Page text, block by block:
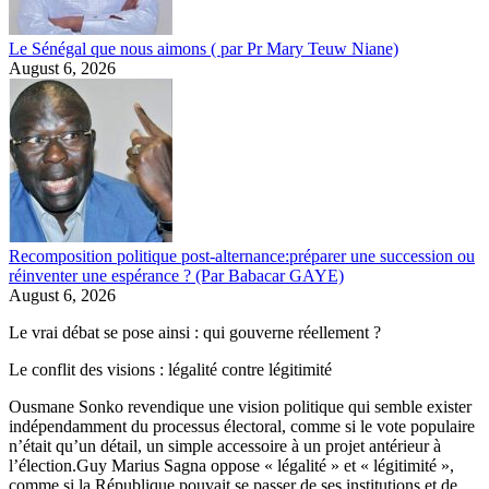
Le Sénégal que nous aimons ( par Pr Mary Teuw Niane)
August 6, 2026
Recomposition politique post-alternance:préparer une succession ou
réinventer une espérance ? (Par Babacar GAYE)
August 6, 2026
Le vrai débat se pose ainsi : qui gouverne réellement ?
Le conflit des visions : légalité contre légitimité
Ousmane Sonko revendique une vision politique qui semble exister
indépendamment du processus électoral, comme si le vote populaire
n’était qu’un détail, un simple accessoire à un projet antérieur à
l’élection.Guy Marius Sagna oppose « légalité » et « légitimité »,
comme si la République pouvait se passer de ses institutions et de